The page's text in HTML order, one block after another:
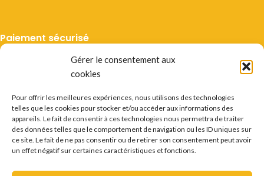
Gérer le consentement aux
cookies
Pour offrir les meilleures expériences, nous utilisons des technologies
telles que les cookies pour stocker et/ou accéder aux informations des
appareils. Le fait de consentir à ces technologies nous permettra de traiter
des données telles que le comportement de navigation ou les ID uniques sur
ce site. Le fait de ne pas consentir ou de retirer son consentement peut avoir
un effet négatif sur certaines caractéristiques et fonctions.
Paiement sécurisé
Livraison suivie